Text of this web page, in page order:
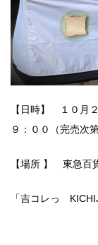
【日時】 １０月
９：００（完売次第
【場所 】 東急
「吉コレっ